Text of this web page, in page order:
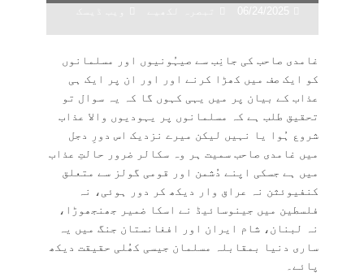
06/24/2025
غامدی صاحب کی جانِب سے صیہُونیوں اور مسلمانوں
کو ایک صف میں کھڑا کرنے اور اور ان پر ایک ہی
عذاب کے بیان پر میں یہی کہوں گا کہ یہ سوال تو
تحقیق طلب ہے کہ مسلمانوں پر یہودیوں والا عذاب
شروع ہُوا یا نہیں لیکن میرے نزدیک اس دورِ دجل
میں غامدی صاحب سمیت ہر وہ سکالر ضرور حالتِ عذاب
میں ہے جسکی اپنے دُشمن اور قومی گولز سے متعلق
کنفیوئثن نہ عراق وار دیکھ کر دور ہوئی، نہ
فلسطین میں جینوسائیڈ نے اسکا ضمیر جھنجھوڑا،
نہ لبنان، شام ایران اور افغانستان جنگ میں یہ
ساری دنیا بمقابلہ مسلمان جیسی کھُلی حقیقت دیکھ
پائے۔